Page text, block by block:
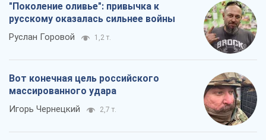
"Поколение оливье": привычка к
русскому оказалась сильнее войны
Руслан Горовой 1,2 т.
Вот конечная цель российского
массированного удара
Игорь Чернецкий 2,7 т.